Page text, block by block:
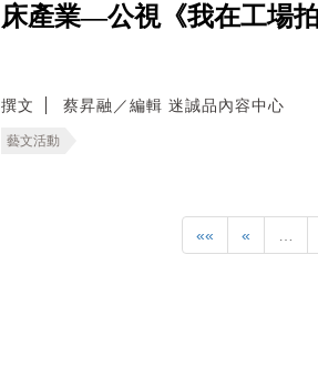
床產業—公視《我在工場拍
撰文 蔡昇融／編輯 迷誠品內容中心
藝文活動
«« « …